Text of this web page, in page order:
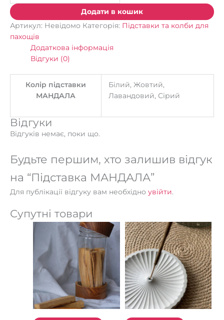
Додати в кошик
Артикул: Невідомо Категорія: Підставки та колби для
пахощів
Додаткова інформація
Відгуки (0)
Колір підставки
МАНДАЛА
Білий, Жовтий,
Лавандовий, Сірий
Відгуки
Відгуків немає, поки що.
Будьте першим, хто залишив відгук
на “Підставка МАНДАЛА”
Для публікації відгуку вам необхідно увійти.
Супутні товари
Цей
товар
має
кілька
варіантів.
можна
вибрати